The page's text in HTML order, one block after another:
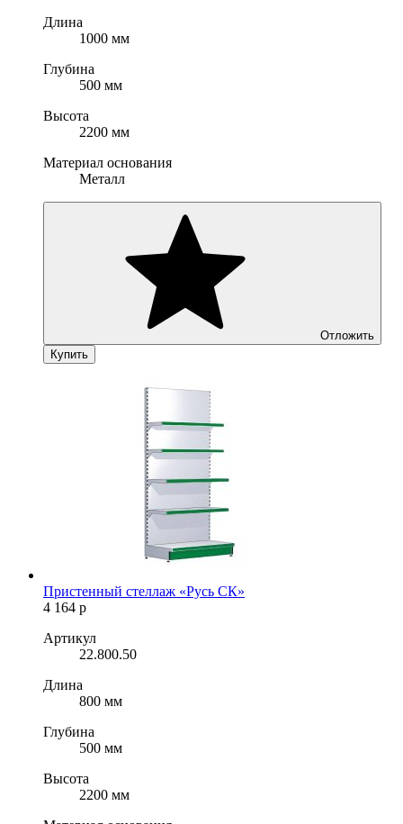
Длина
1000 мм
Глубина
500 мм
Высота
2200 мм
Материал основания
Металл
Отложить
Купить
Пристенный стеллаж «Русь СК»
4 164 р
Артикул
22.800.50
Длина
800 мм
Глубина
500 мм
Высота
2200 мм